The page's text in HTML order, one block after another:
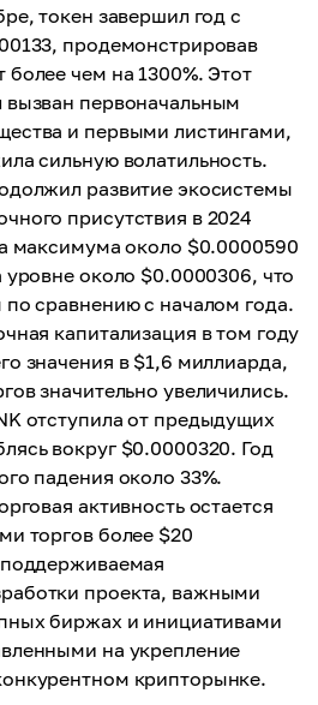
токен завершил год с
продемонстрировав
более чем на 1300%. Этот
первоначальным
и первыми листингами,
сильную волатильность.
развитие экосистемы
присутствия в 2024
максимума около $0.0000590
уровне около $0.0000306, что
по сравнению с началом года.
капитализация в том году
значения в $1,6 миллиарда,
значительно увеличились.
отступила от предыдущих
вокруг $0.0000320. Год
падения около 33%.
активность остается
торгов более $20
проекта, важными
биржах и инициативами
на укрепление
крипторынке.